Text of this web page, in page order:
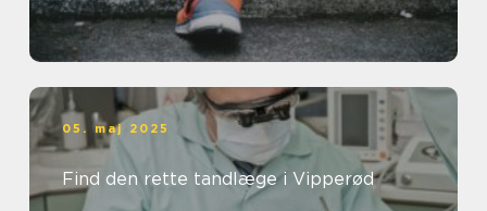
05. maj 2025
Find den rette tandlæge i Vipperød